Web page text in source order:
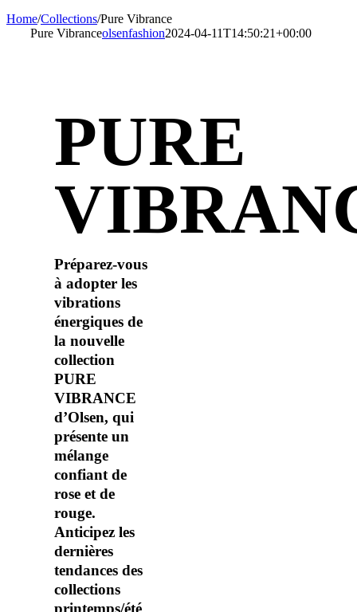
Home/Collections/Pure Vibrance
Pure Vibranceolsenfashion2024-04-11T14:50:21+00:00
PURE
Préparez-vous
à adopter les
vibrations
énergiques de
la nouvelle
collection
PURE
VIBRANCE
d’Olsen, qui
présente un
mélange
confiant de
rose et de
rouge.
Anticipez les
dernières
tendances des
collections
printemps/été